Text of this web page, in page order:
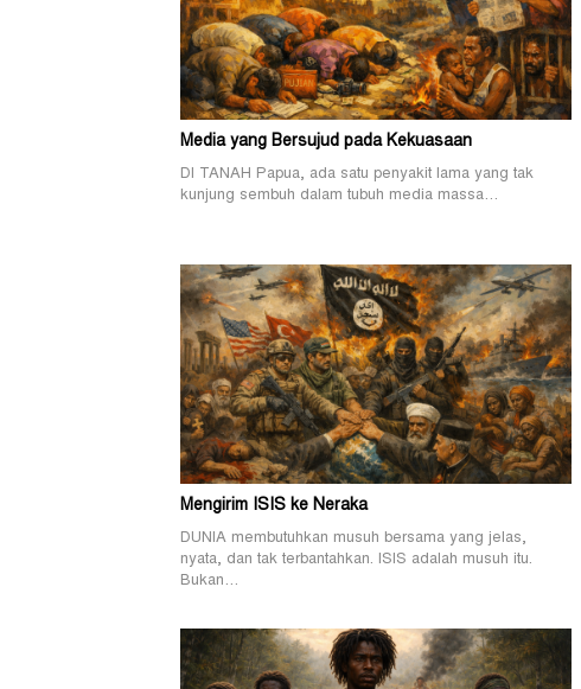
Media yang Bersujud pada Kekuasaan
DI TANAH Papua, ada satu penyakit lama yang tak
kunjung sembuh dalam tubuh media massa…
Mengirim ISIS ke Neraka
DUNIA membutuhkan musuh bersama yang jelas,
nyata, dan tak terbantahkan. ISIS adalah musuh itu.
Bukan…